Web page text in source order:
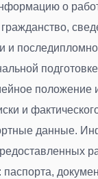
о
и
положение
и
данные.
паспорта,